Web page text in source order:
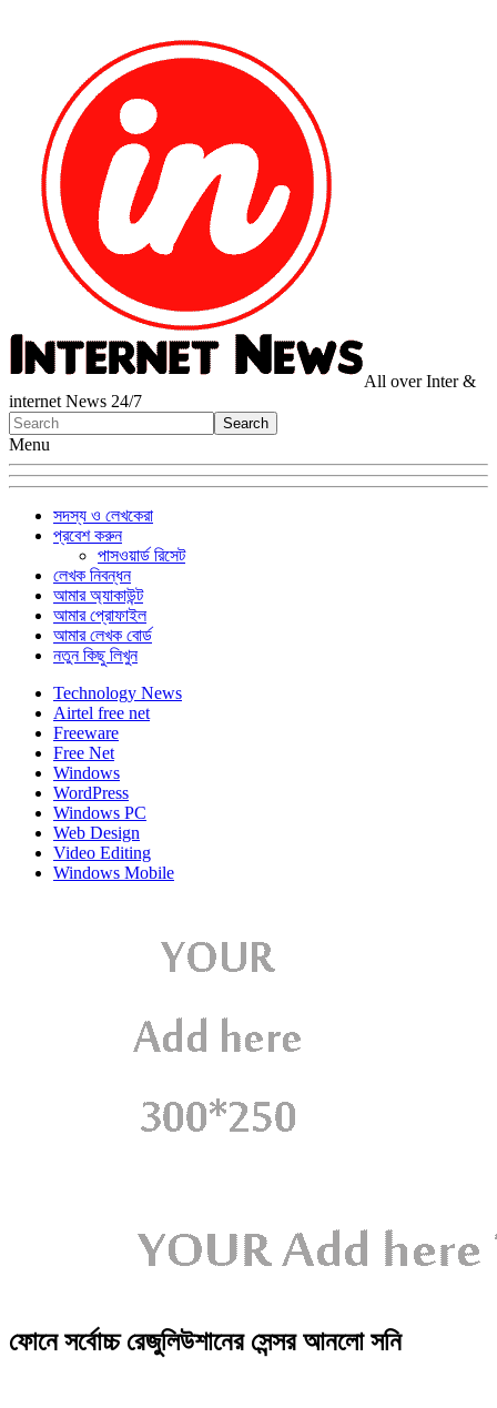
All over Inter &
internet News 24/7
Menu
সদস্য ও লেখকেরা
প্রবেশ করুন
পাসওয়ার্ড রিসেট
লেখক নিবন্ধন
আমার অ্যাকাউন্ট
আমার প্রোফাইল
আমার লেখক বোর্ড
নতুন কিছু লিখুন
Technology News
Airtel free net
Freeware
Free Net
Windows
WordPress
Windows PC
Web Design
Video Editing
Windows Mobile
ফোনে সর্বোচ্চ রেজুলিউশানের সেন্সর আনলো সনি